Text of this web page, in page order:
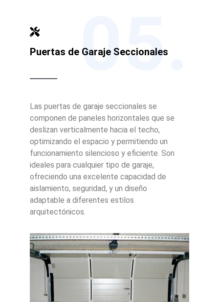
Puertas de Garaje Seccionales
05.
Las puertas de garaje seccionales se
componen de paneles horizontales que se
deslizan verticalmente hacia el techo,
optimizando el espacio y permitiendo un
funcionamiento silencioso y eficiente. Son
ideales para cualquier tipo de garaje,
ofreciendo una excelente capacidad de
aislamiento, seguridad, y un diseño
adaptable a diferentes estilos
arquitectónicos.